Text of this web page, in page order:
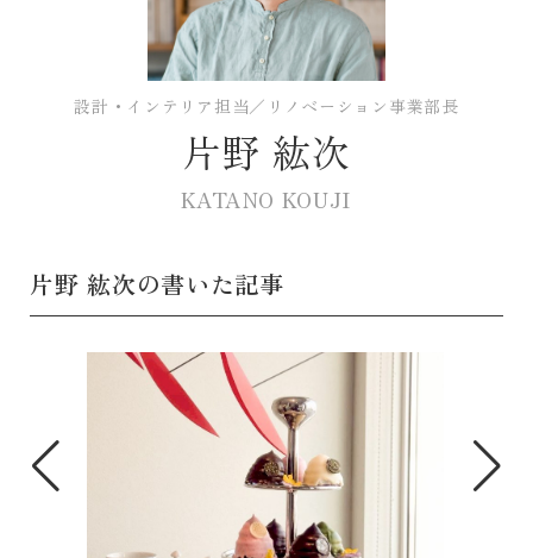
設計・インテリア担当／リノベーション事業部長
片野 紘次
KATANO KOUJI
片野 紘次の書いた記事